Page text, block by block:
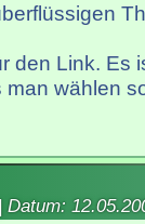
den Link. Es
wählen
Datum: